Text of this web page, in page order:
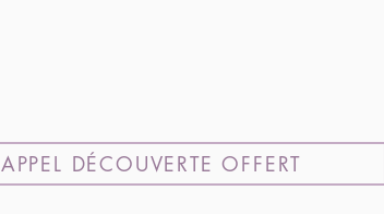
APPEL DÉCOUVERTE OFFERT